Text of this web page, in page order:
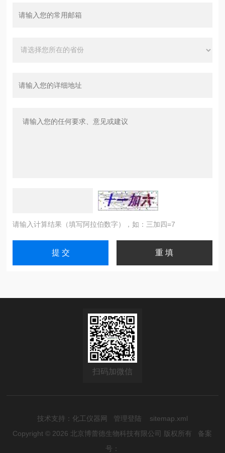
请输入计算结果（填写阿拉伯数字），如：三加四=7
扫码加微信
技术支持： 化工仪器网 管理登陆
sitemap.xml
Copyright © 2026 北京博蕾德生物科技有限公司 版权所有 备案
号：